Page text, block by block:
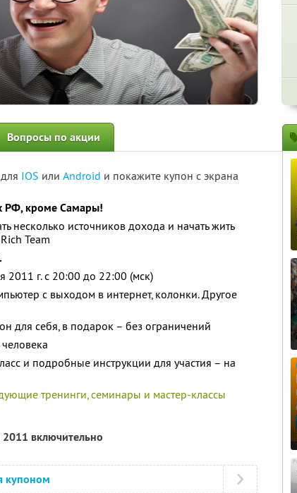
Вопросы по акции
IOS или Android и покажите купон с экрана
РФ, кроме Самары!
несколько источников дохода и начать жить
Team
2011 г. с 20:00 до 22:00 (мск)
с выходом в интернет, колонки. Другое
для себя, в подарок – без ограничений
и подробные инструкции для участия – на
тренинги, семинары и мастер-классы
включительно
купоном